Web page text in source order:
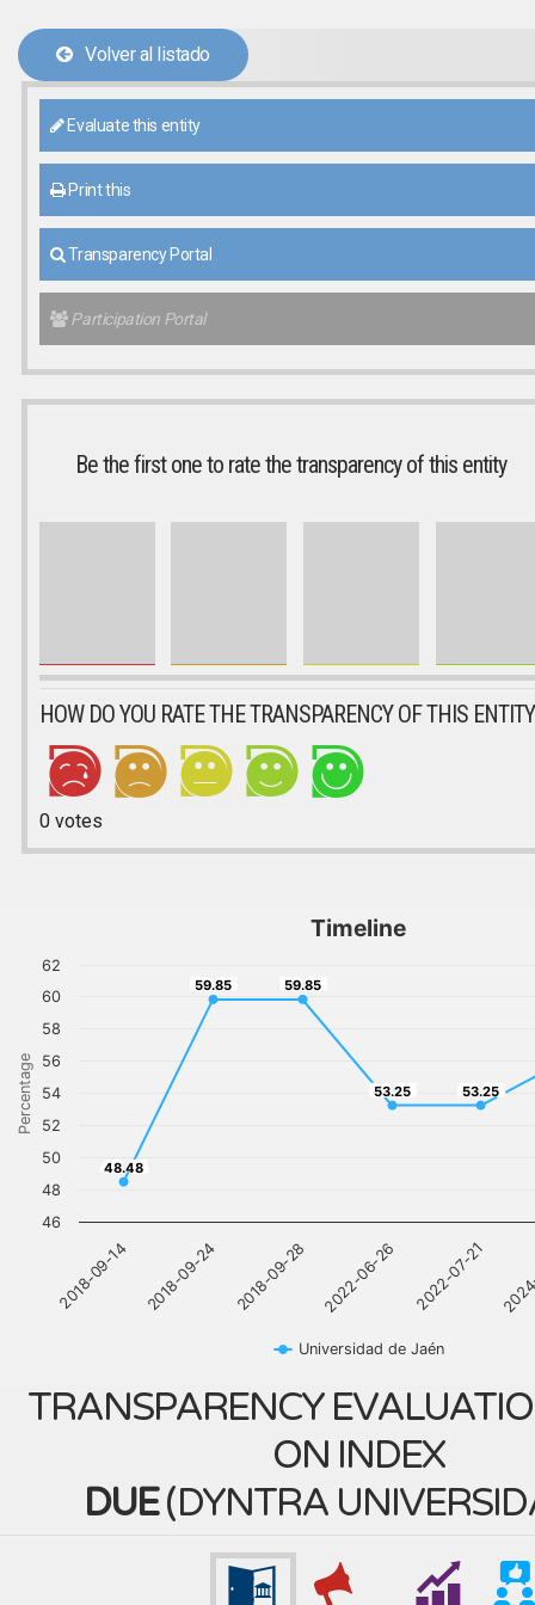
Volver al listado
Evaluate this entity
Print this
Transparency Portal
Participation Portal
Be the first one to rate the transparency of this entity
HOW DO YOU RATE THE TRANSPARENCY OF THIS
0votes
Percentage
Timeline
48.48
48.48
59.85
59.85 59.85
59.85
53.25
53.25 53.25
53.25
Universidad de Jaén
2018-09-14 2018-09-24 2018-09-28 2022-06-26 2022-07-21
46
48
50
52
54
56
58
60
62
TRANSPARENCY
ON INDEX
DUE(DYNTRA